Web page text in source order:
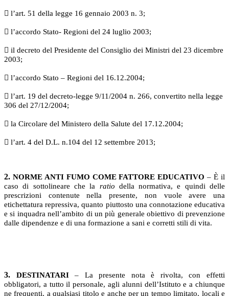
 l’art. 51 della legge 16 gennaio 2003 n. 3;
 l’accordo Stato- Regioni del 24 luglio 2003;
 il decreto del Presidente del Consiglio dei Ministri del 23 dicembre
2003;
 l’accordo Stato – Regioni del 16.12.2004;
 l’art. 19 del decreto-legge 9/11/2004 n. 266, convertito nella legge
306 del 27/12/2004;
 la Circolare del Ministero della Salute del 17.12.2004;
 l’art. 4 del D.L. n.104 del 12 settembre 2013;
2. NORME ANTI FUMO COME FATTORE EDUCATIVO– È il
caso di sottolineare che la ratio della normativa, e quindi delle
prescrizioni contenute nella presente, non vuole avere una
etichettatura repressiva, quanto piuttosto una connotazione educativa
e si inquadra nell’ambito di un più generale obiettivo di prevenzione
dalle dipendenze e di una formazione a sani e corretti stili di vita.
3. DESTINATARI– La presente nota è rivolta, con effetti
obbligatori, a tutto il personale, agli alunni dell’Istituto e a chiunque
ne frequenti, a qualsiasi titolo e anche per un tempo limitato, locali e